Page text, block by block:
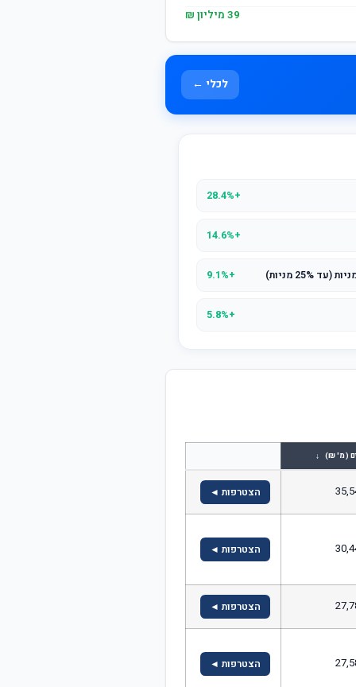
39 מיליון ₪
לכלי ←
+28.4%
+14.6%
מניות) +9.1%
+5.8%
(מ' ₪) ↓
הצטרפות ◄
הצטרפות ◄
הצטרפות ◄
הצטרפות ◄